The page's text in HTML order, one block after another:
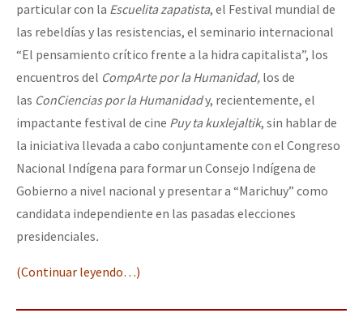
particular con la Escuelita zapatista, el Festival mundial de
las rebeldías y las resistencias, el seminario internacional
“El pensamiento crítico frente a la hidra capitalista”, los
encuentros del CompArte por la Humanidad, los de
las ConCiencias por la Humanidady, recientemente, el
impactante festival de cine Puy ta kuxlejaltik, sin hablar de
la iniciativa llevada a cabo conjuntamente con el Congreso
Nacional Indígena para formar un Consejo Indígena de
Gobierno a nivel nacional y presentar a “Marichuy” como
candidata independiente en las pasadas elecciones
presidenciales.
(Continuar leyendo…)